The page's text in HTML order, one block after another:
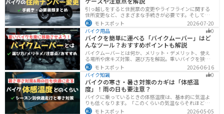
引っ越しをすると住民票の変更やライフラインに関する
住所変更など、さまざまな手続きが必要です。そしてバ
イク乗りの場合は、住所変更やナンバー変更といったバ
イクに関する手続きも忘れてはいけません。しかし、必
要な手続きや手順がわからないという方も多いのではな
いでしょうか。ライダー引っ越したらバイクのナンバー
を変えないといけないの？ライダー引っ越し先でも原付
に乗る場合、どんな手続きが必要か知りたいライダー引
っ越したけど忙しくて住所変更もナンバー変更もしてい
ない・・・今回はこのような疑問・お悩みにお
モトスポット
2026-07-20
バイク用品
0
バイクを簡単に運べる「バイクムーバー」はど
んなツール？おすすめポイントも解説
バイクムーバーとは何か、メリット・デメリット、使え
る場所や床キズ対策、選び方を解説。重いバイクを狭い
ガレージで楽に移動したい方へ、ワールドウォークやFov
nyなどおすすめ商品2選の特徴も紹介します。駐車時の切
り返しや転倒の不安を減らしたいライダー必見です。導
入前の注意点もわかります。安全面まで確認。
モトスポット
2026-06-16
バイク知識
0
バイクの寒さ・暑さ対策のカギは「体感温
度」！雨の日も要注意？
バイクに乗っているときの体感温度は、基本的に気温よ
りも低くなります。「このくらいの気温ならそれほど寒
くないだろう」そう考えて通常の装備でバイクに乗った
モトスポット
2026-05-05